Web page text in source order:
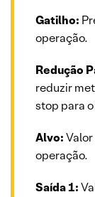
Gatilho:
operação.
Redução
reduzir
stop para
Alvo:
operação.
Saída 1: